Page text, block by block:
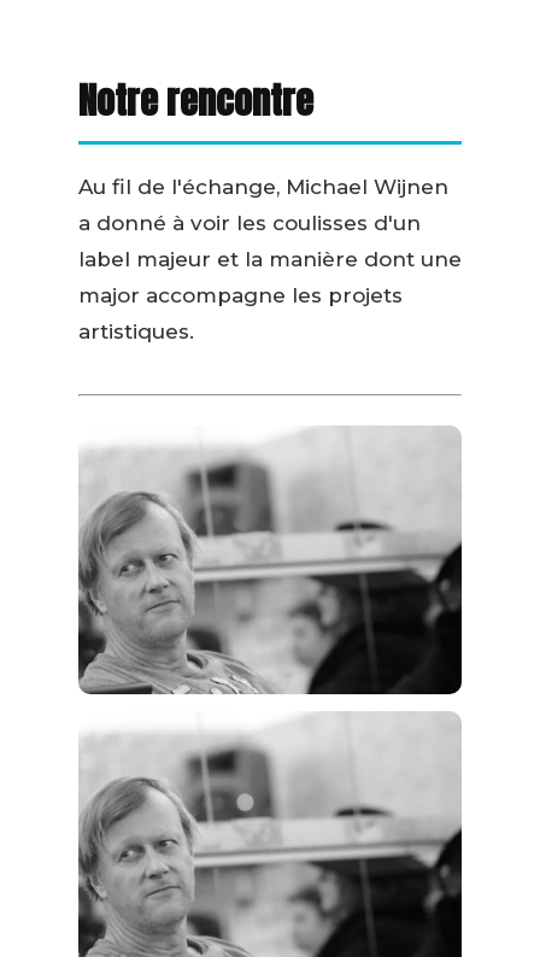
Notre rencontre
Au fil de l'échange, Michael Wijnen
a donné à voir les coulisses d'un
label majeur et la manière dont une
major accompagne les projets
artistiques.